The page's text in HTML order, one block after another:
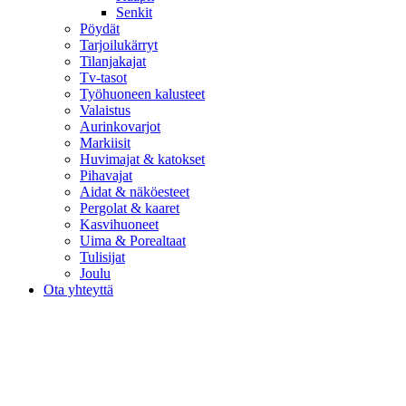
Senkit
Pöydät
Tarjoilukärryt
Tilanjakajat
Tv-tasot
Työhuoneen kalusteet
Valaistus
Aurinkovarjot
Markiisit
Huvimajat & katokset
Pihavajat
Aidat & näköesteet
Pergolat & kaaret
Kasvihuoneet
Uima & Porealtaat
Tulisijat
Joulu
Ota yhteyttä